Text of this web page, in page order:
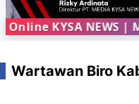
KYSA NEWS |
Wartawan Biro